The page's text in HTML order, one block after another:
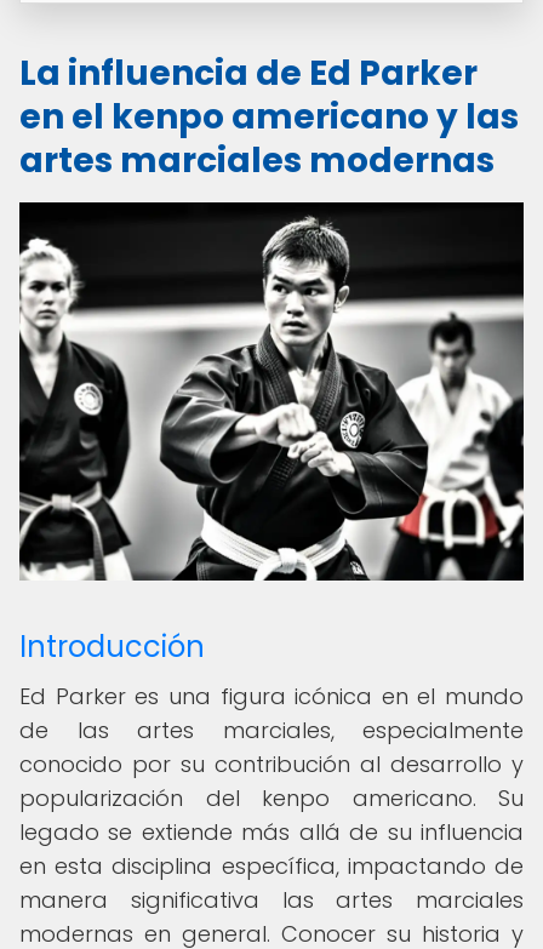
La influencia de Ed Parker
en el kenpo americano y las
artes marciales modernas
Introducción
Ed Parker es una figura icónica en el mundo
de las artes marciales, especialmente
conocido por su contribución al desarrollo y
popularización del kenpo americano. Su
legado se extiende más allá de su influencia
en esta disciplina específica, impactando de
manera significativa las artes marciales
modernas en general. Conocer su historia y